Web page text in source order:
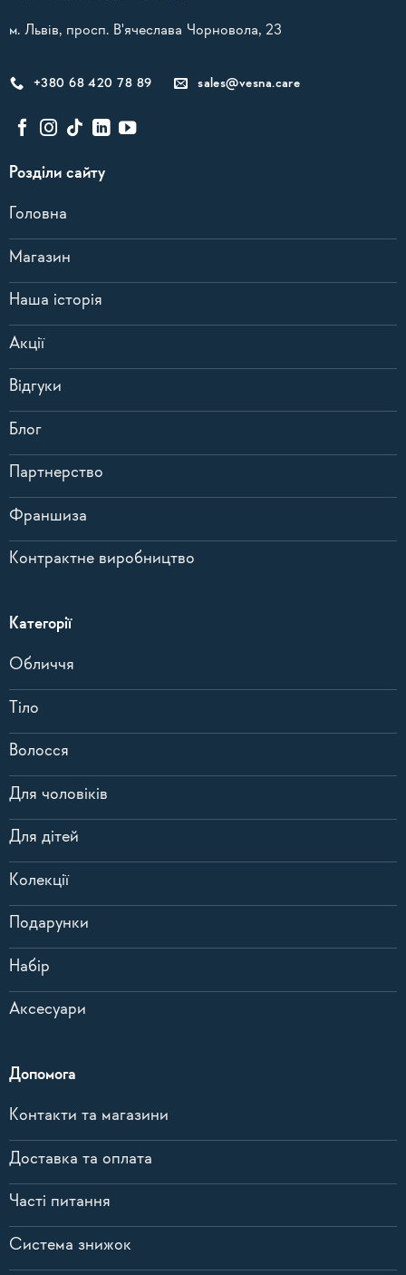
м. Львів, просп. В'ячеслава Чорновола, 23
+380 68 420 78 89 sales@vesna.care
Розділи сайту
Головна
Магазин
Наша історія
Акції
Відгуки
Блог
Партнерство
Франшиза
Контрактне виробництво
Категорії
Обличчя
Тіло
Волосся
Для чоловіків
Для дітей
Колекції
Подарунки
Набір
Аксесуари
Допомога
Контакти та магазини
Доставка та оплата
Часті питання
Система знижок